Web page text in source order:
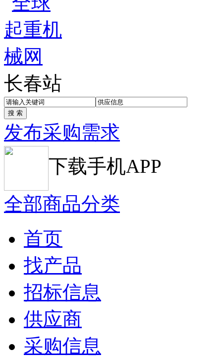
长春站
发布采购需求
下载手机APP
全部商品分类
首页
找产品
招标信息
供应商
采购信息